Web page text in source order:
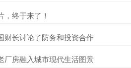
终于来了！
财长讨论了防务和投资合作
厂房融入城市现代生活图景